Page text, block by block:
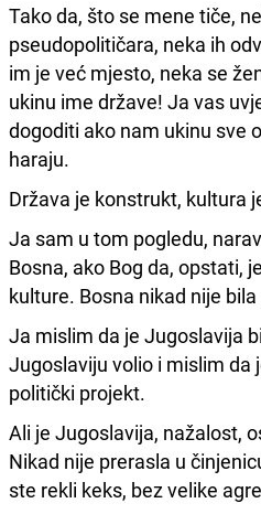
Tako da, što se mene tiče,
pseudopolitičara, neka ih
im je već mjesto, neka se
ukinu ime države! Ja vas
dogoditi ako nam ukinu sve
haraju.
Država je konstrukt, kultura
Ja sam u tom pogledu,
Bosna, ako Bog da, opstati,
kulture. Bosna nikad nije
Ja mislim da je Jugoslavija
Jugoslaviju volio i mislim da
politički projekt.
Ali je Jugoslavija, nažalost,
Nikad nije prerasla u
ste rekli keks, bez velike